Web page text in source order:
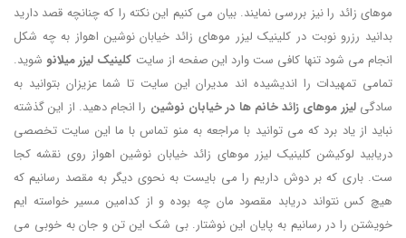
موهای زائد را نیز بررسی نمایند. بیان می کنیم این نکته را که چنانچه قصد دارید
بدانید رزرو نوبت در کلینیک لیزر موهای زائد خیابان نوشین اهواز به چه شکل
انجام می شود تنها کافی ست وارد این صفحه از سایت کلینیک لیزر میلانو شوید.
تمامی تمهیدات را اندیشیده اند مدیران این سایت تا شما عزیزان بتوانید به
سادگیلیزر موهای زائد خانم ها در خیابان نوشین را انجام دهید. از این گذشته
نباید از یاد برد که می توانید با مراجعه به منو تماس با ما این سایت تخصصی
دریابید لوکیشن کلینیک لیزر موهای زائد خیابان نوشین اهواز روی نقشه کجا
ست. باری که بر دوش داریم را می بایست به نحوی دیگر به مقصد رسانیم که
هیچ کس نتواند دریابد مقصود مان چه بوده و از کدامین مسیر خواسته ایم
خویشتن را در رسانیم به پایان این نوشتار. بی شک این تن و جان به خوبی می